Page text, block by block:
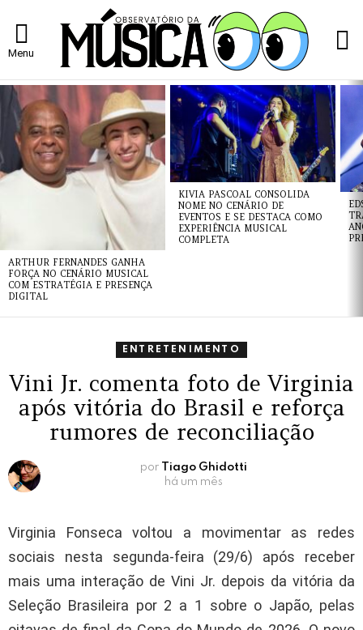
Menu
ÚLTIMAS
NOTÍCIAS
ARTHUR FERNANDES GANHA
FORÇA NO CENÁRIO MUSICAL
COM ESTRATÉGIA E PRESENÇA
DIGITAL
KIVIA PASCOAL CONSOLIDA
NOME NO CENÁRIO DE
EVENTOS E SE DESTACA COMO
EXPERIÊNCIA MUSICAL
COMPLETA
ENTRETENIMENTO
Vini Jr. comenta foto de Virginia
após vitória do Brasil e reforça
rumores de reconciliação
por
Tiago Ghidotti
há um mês
Virginia Fonseca voltou a movimentar as redes
sociais nesta segunda-feira (29/6) após receber
mais uma interação de Vini Jr. depois da vitória da
Seleção Brasileira por 2 a 1 sobre o Japão, pelas